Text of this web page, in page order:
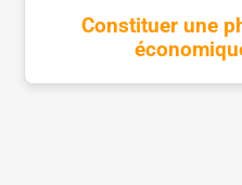
Constituer une